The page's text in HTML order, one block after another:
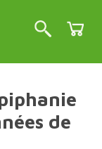
de